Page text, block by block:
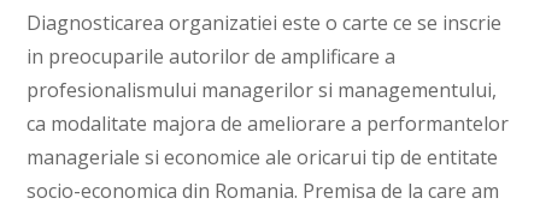
Diagnosticarea organizatiei este o carte ce se inscrie
in preocuparile autorilor de amplificare a
profesionalismului managerilor si managementului,
ca modalitate majora de ameliorare a performantelor
manageriale si economice ale oricarui tip de entitate
socio-economica din Romania. Premisa de la care am